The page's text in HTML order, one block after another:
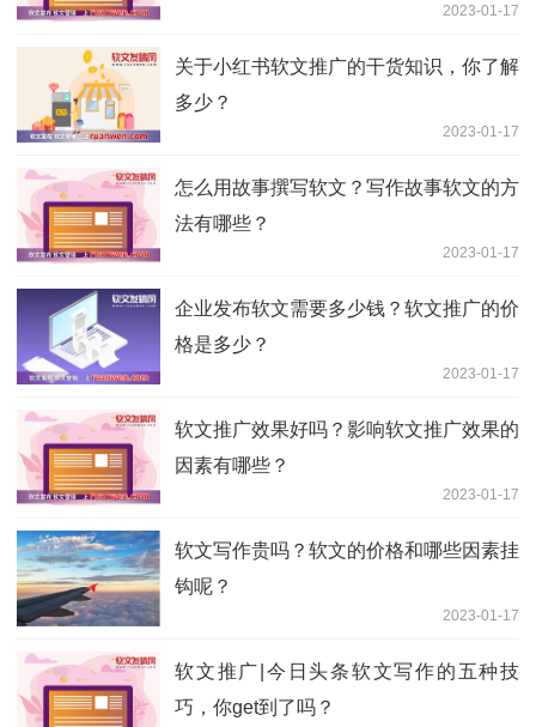
2023-01-17
关于小红书软文推广的干货知识，你了解
多少？
2023-01-17
怎么用故事撰写软文？写作故事软文的方
法有哪些？
2023-01-17
企业发布软文需要多少钱？软文推广的价
格是多少？
2023-01-17
软文推广效果好吗？影响软文推广效果的
因素有哪些？
2023-01-17
软文写作贵吗？软文的价格和哪些因素挂
钩呢？
2023-01-17
软文推广|今日头条软文写作的五种技
巧，你get到了吗？